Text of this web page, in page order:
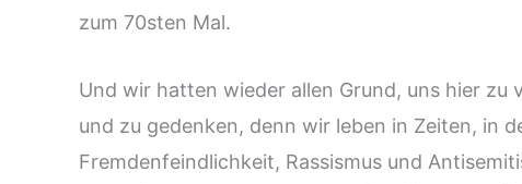
zum 70sten Mal.
Und wir hatten wieder allen Grund, uns hier zu
und zu gedenken, denn wir leben in Zeiten, in
Fremdenfeindlichkeit, Rassismus und